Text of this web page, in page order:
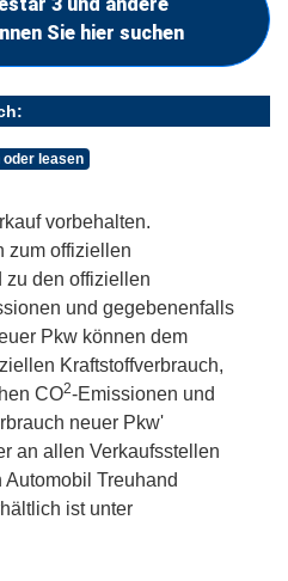
Sie hier suchen
oder leasen
vorbehalten.
zum offiziellen
zu den offiziellen
und gegebenenfalls
Pkw können dem
Kraftstoffverbrauch,
CO2-Emissionen und
neuer Pkw'
an allen Verkaufsstellen
Treuhand
ist unter